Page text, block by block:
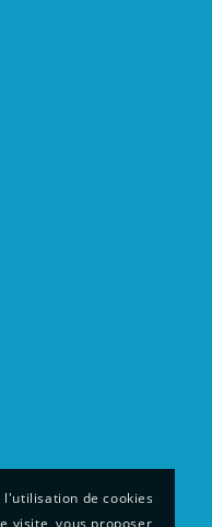
l'utilisation de cookies